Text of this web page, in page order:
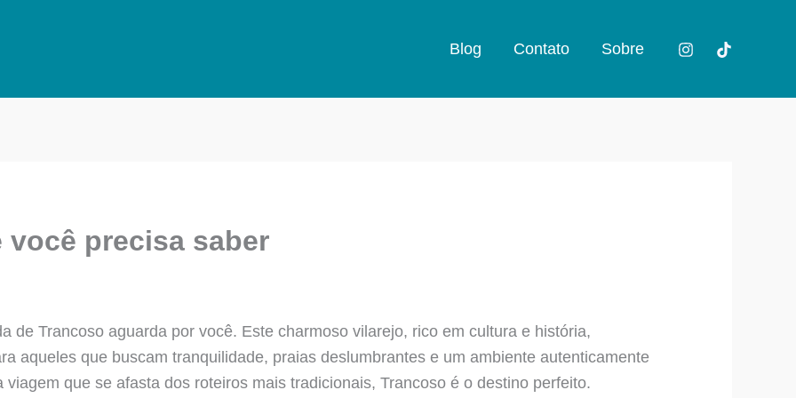
Blog Contato Sobre
precisa saber
de Trancoso aguarda por você. Este charmoso vilarejo, rico em cultura e história,
aqueles que buscam tranquilidade, praias deslumbrantes e um ambiente autenticamente
que se afasta dos roteiros mais tradicionais, Trancoso é o destino perfeito.